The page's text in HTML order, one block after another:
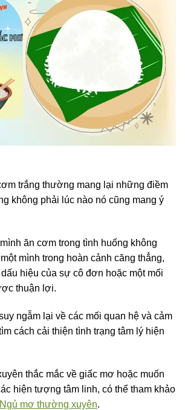
trắng thường mang lại những điềm
không phải lúc nào nó cũng mang ý
ăn cơm trong tình huống không
mình trong hoàn cảnh căng thẳng,
hiệu của sự cô đơn hoặc một mối
thuận lợi.
ngẫm lại về các mối quan hệ và cảm
cách cải thiện tình trạng tâm lý hiện
thắc mắc về giấc mơ hoặc muốn
hiện tượng tâm linh, có thể tham khảo
Ngủ mơ thường xuyên.